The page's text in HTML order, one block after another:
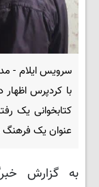
سرویس ایلام -
با کردپرس
کتابخوانی یک
عنوان یک فرهنگ
به گزارش